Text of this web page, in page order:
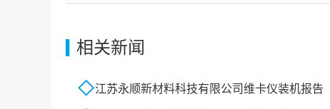
相关新闻
江苏永顺新材料科技有限公司维卡仪装机报告